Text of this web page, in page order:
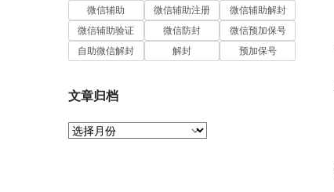
微信辅助
微信辅助注册
微信辅助解封
微信辅助验证
微信防封
微信预加保号
自助微信解封
解封 预加保号
文章归档
文